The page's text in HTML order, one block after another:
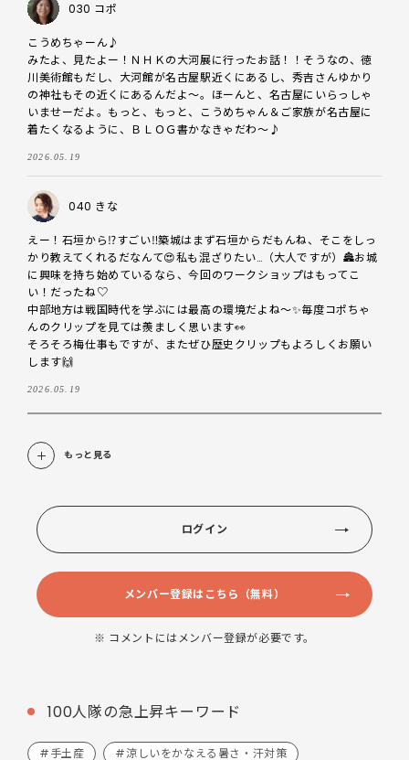
030 コポ
こうめちゃーん♪
みたよ、見たよー！ＮＨＫの大河展に行ったお話！！そうなの、徳
川美術館もだし、大河館が名古屋駅近くにあるし、秀吉さんゆかり
の神社もその近くにあるんだよ～。ほーんと、名古屋にいらっしゃ
いませーだよ。もっと、もっと、こうめちゃん＆ご家族が名古屋に
着たくなるように、ＢＬＯＧ書かなきゃだわ～♪
2026.05.19
040 きな
えー！石垣から⁉️すごい‼️築城はまず石垣からだもんね、そこをしっ
かり教えてくれるだなんて😍私も混ざりたい…（大人ですが）🏯お城
に興味を持ち始めているなら、今回のワークショップはもってこ
い！だったね♡
中部地方は戦国時代を学ぶには最高の環境だよね〜✨毎度コポちゃ
んのクリップを見ては羨ましく思います👀
そろそろ梅仕事もですが、またぜひ歴史クリップもよろしくお願い
します🙌
2026.05.19
もっと見る
ログイン
メンバー登録はこちら（無料）
※ コメントにはメンバー登録が必要です。
100人隊の急上昇キーワード
#手土産 #涼しいをかなえる暑さ・汗対策